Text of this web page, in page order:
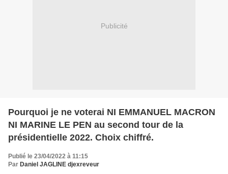
Publicité
Pourquoi je ne voterai NI EMMANUEL MACRON
NI MARINE LE PEN au second tour de la
présidentielle 2022. Choix chiffré.
Publié le 23/04/2022 à 11:15
Par Daniel JAGLINE djexreveur